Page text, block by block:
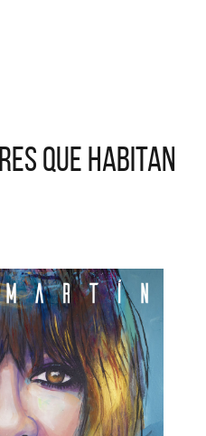
QUE HABITAN